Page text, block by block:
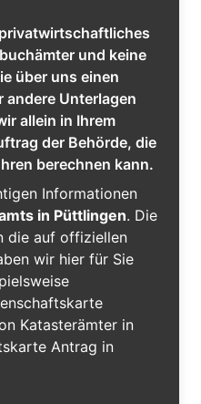
und keine
über uns einen
Unterlagen
allein in Ihrem
der Behörde, die
berechnen kann.
Informationen
in Püttlingen. Die
die auf offiziellen
wir hier für Sie
Katasterämter in
Antrag in